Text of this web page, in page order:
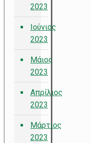
2023
Ιούνιος
2023
Μάιος
2023
Απρίλιος
2023
Μάρτιος
2023